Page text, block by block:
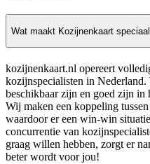
Wat maakt Kozijnenkaart
kozijnenkaart.nl opereert
kozijnspecialisten in
beschikbaar zijn en goed zijn
Wij maken een koppeling
waardoor er een win-win
concurrentie van
graag willen hebben, zorgt er
beter wordt voor jou!